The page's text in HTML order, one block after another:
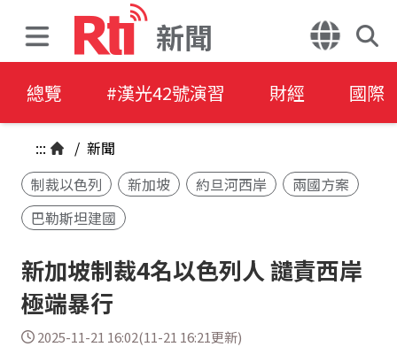
新聞
總覽 #漢光42號演習 財經 國際
::: / 新聞
制裁以色列
新加坡 約旦河西岸
兩國方案
巴勒斯坦建國
新加坡制裁4名以色列人 譴責西岸
極端暴行
2025-11-21 16:02(11-21 16:21更新)